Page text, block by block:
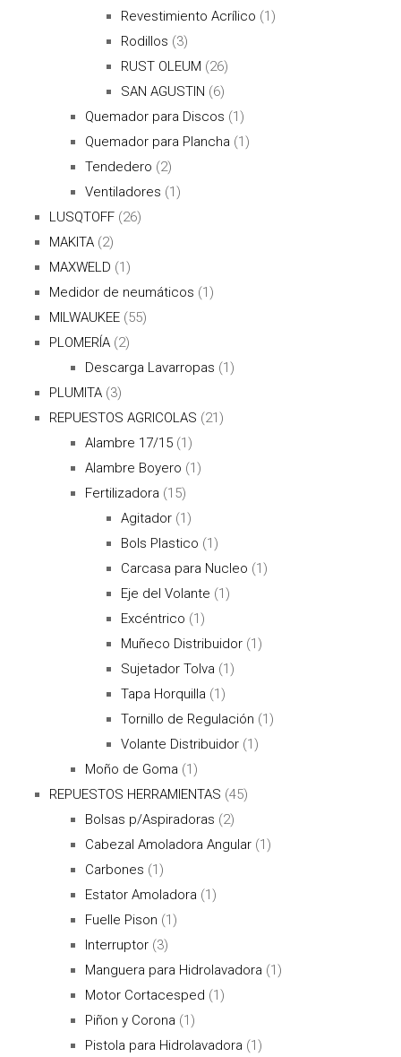
Revestimiento Acrílico (1)
Rodillos (3)
RUST OLEUM (26)
SAN AGUSTIN (6)
Quemador para Discos (1)
Quemador para Plancha (1)
Tendedero (2)
Ventiladores (1)
LUSQTOFF (26)
MAKITA (2)
MAXWELD (1)
Medidor de neumáticos (1)
MILWAUKEE (55)
PLOMERÍA (2)
Descarga Lavarropas (1)
PLUMITA (3)
REPUESTOS AGRICOLAS (21)
Alambre 17/15 (1)
Alambre Boyero (1)
Fertilizadora (15)
Agitador (1)
Bols Plastico (1)
Carcasa para Nucleo (1)
Eje del Volante (1)
Excéntrico (1)
Muñeco Distribuidor (1)
Sujetador Tolva (1)
Tapa Horquilla (1)
Tornillo de Regulación (1)
Volante Distribuidor (1)
Moño de Goma (1)
REPUESTOS HERRAMIENTAS (45)
Bolsas p/Aspiradoras (2)
Cabezal Amoladora Angular (1)
Carbones (1)
Estator Amoladora (1)
Fuelle Pison (1)
Interruptor (3)
Manguera para Hidrolavadora (1)
Motor Cortacesped (1)
Piñon y Corona (1)
Pistola para Hidrolavadora (1)